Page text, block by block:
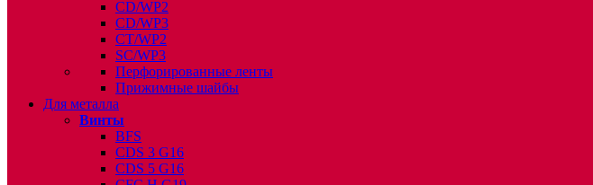
CD/WP2
CD/WP3
CT/WP2
SC/WP3
Перфорированные ленты
Прижимные шайбы
Для металла
Винты
BFS
CDS 3 G16
CDS 5 G16